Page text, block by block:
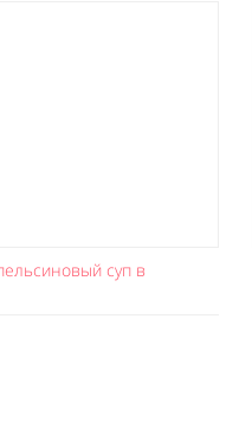
суп в